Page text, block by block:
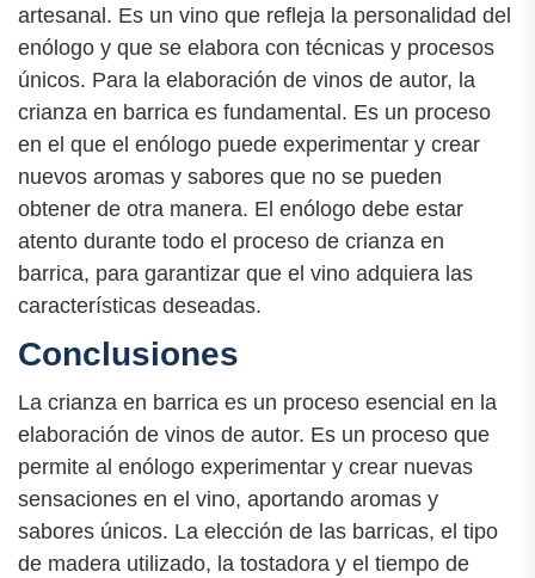
artesanal. Es un vino que refleja la personalidad del
enólogo y que se elabora con técnicas y procesos
únicos. Para la elaboración de vinos de autor, la
crianza en barrica es fundamental. Es un proceso
en el que el enólogo puede experimentar y crear
nuevos aromas y sabores que no se pueden
obtener de otra manera. El enólogo debe estar
atento durante todo el proceso de crianza en
barrica, para garantizar que el vino adquiera las
características deseadas.
Conclusiones
La crianza en barrica es un proceso esencial en la
elaboración de vinos de autor. Es un proceso que
permite al enólogo experimentar y crear nuevas
sensaciones en el vino, aportando aromas y
sabores únicos. La elección de las barricas, el tipo
de madera utilizado, la tostadora y el tiempo de